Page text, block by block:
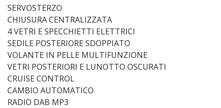
SERVOSTERZO
CHIUSURA CENTRALIZZATA
4 VETRI E SPECCHIETTI ELETTRICI
SEDILE POSTERIORE SDOPPIATO
VOLANTE IN PELLE MULTIFUNZIONE
VETRI POSTERIORI E LUNOTTO OSCURATI
CRUISE CONTROL
CAMBIO AUTOMATICO
RADIO DAB MP3